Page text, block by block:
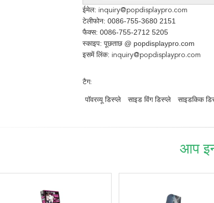
ईमेल: inquiry@popdisplaypro.com
टेलीफोन: 0086-755-3680 2151
फैक्स: 0086-755-2712 5205
स्काइप: पूछताछ @ popdisplaypro.com
इसमें लिंक: inquiry@popdisplaypro.com
टैग:
पॉवरव्यू डिस्प्ले साइड विंग डिस्प्ले साइडकिक
आप